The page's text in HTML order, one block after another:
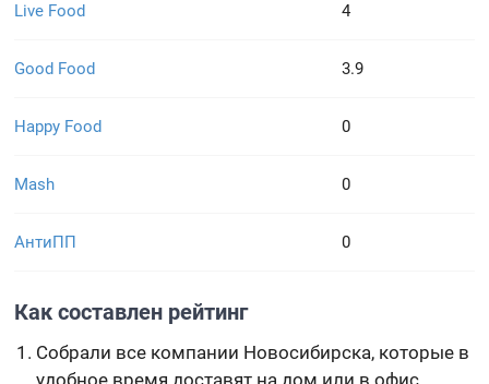
Live Food 4
Good Food 3.9
Happy Food 0
Mash 0
АнтиПП 0
Как составлен рейтинг
Собрали все компании Новосибирска, которые в
удобное время доставят на дом или в офис